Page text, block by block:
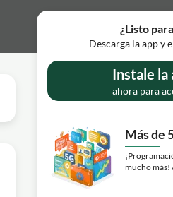
¿Listo
Descarga la app y
Instale la
ahora para
Más de
mucho más!